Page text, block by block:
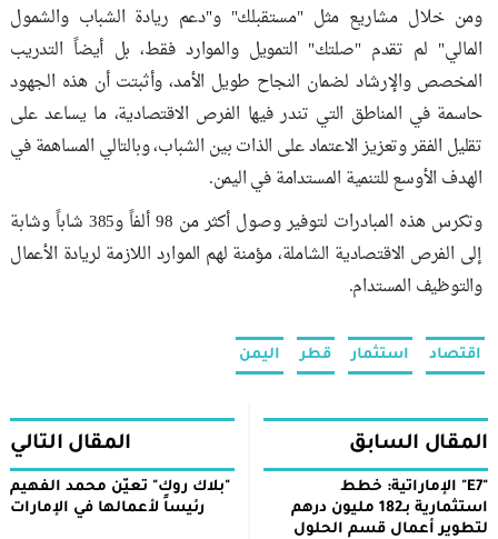
ومن خلال مشاريع مثل "مستقبلك" و"دعم ريادة الشباب والشمول
المالي" لم تقدم "صلتك" التمويل والموارد فقط، بل أيضاً التدريب
المخصص والإرشاد لضمان النجاح طويل الأمد، وأثبتت أن هذه الجهود
حاسمة في المناطق التي تندر فيها الفرص الاقتصادية، ما يساعد على
تقليل الفقر وتعزيز الاعتماد على الذات بين الشباب، وبالتالي المساهمة في
الهدف الأوسع للتنمية المستدامة في اليمن.
وتكرس هذه المبادرات لتوفير وصول أكثر من 98 ألفاً و385 شاباً وشابة
إلى الفرص الاقتصادية الشاملة، مؤمنة لهم الموارد اللازمة لريادة الأعمال
والتوظيف المستدام.
اقتصاد استثمار قطر اليمن
المقال السابق
"E7" الإماراتية: خطط
استثمارية بـ182 مليون درهم
لتطوير أعمال قسم الحلول
المقال التالي
"بلاك روك" تعيّن محمد الفهيم
رئيساً لأعمالها في الإمارات